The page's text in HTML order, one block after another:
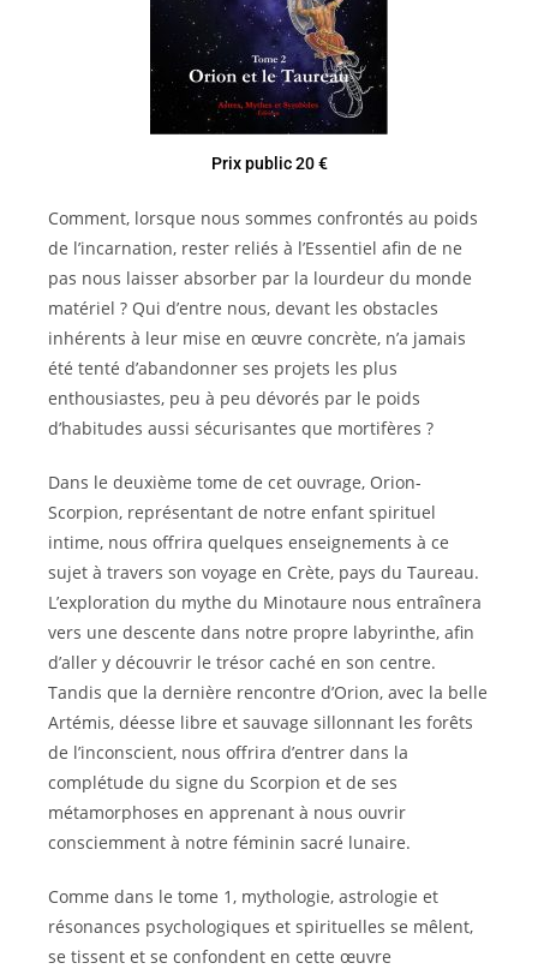
Prix public 20 €
Comment, lorsque nous sommes confrontés au poids
de l’incarnation, rester reliés à l’Essentiel afin de ne
pas nous laisser absorber par la lourdeur du monde
matériel ? Qui d’entre nous, devant les obstacles
inhérents à leur mise en œuvre concrète, n’a jamais
été tenté d’abandonner ses projets les plus
enthousiastes, peu à peu dévorés par le poids
d’habitudes aussi sécurisantes que mortifères ?
Dans le deuxième tome de cet ouvrage, Orion-
Scorpion, représentant de notre enfant spirituel
intime, nous offrira quelques enseignements à ce
sujet à travers son voyage en Crète, pays du Taureau.
L’exploration du mythe du Minotaure nous entraînera
vers une descente dans notre propre labyrinthe, afin
d’aller y découvrir le trésor caché en son centre.
Tandis que la dernière rencontre d’Orion, avec la belle
Artémis, déesse libre et sauvage sillonnant les forêts
de l’inconscient, nous offrira d’entrer dans la
complétude du signe du Scorpion et de ses
métamorphoses en apprenant à nous ouvrir
consciemment à notre féminin sacré lunaire.
Comme dans le tome 1, mythologie, astrologie et
résonances psychologiques et spirituelles se mêlent,
se tissent et se confondent en cette œuvre